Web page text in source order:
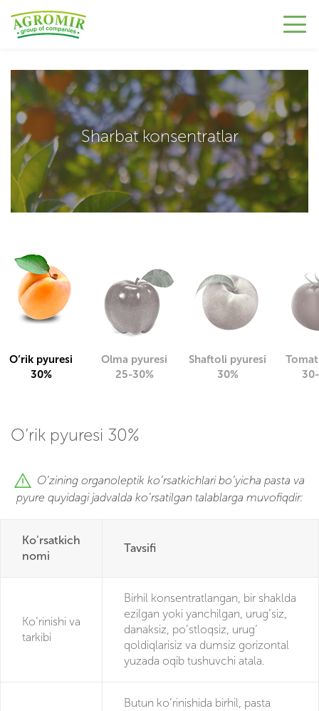
Sharbat konsentratlar
O’rik pyuresi
30%
Olma pyuresi
25-30%
Shaftoli pyuresi
30%
O’rik pyuresi 30%
O’zining organoleptik ko’rsatkichlari bo’yicha pasta va
pyure quyidagi jadvalda ko’rsatilgan talablarga muvofiqdir:
Ko'rsatkich
nomi
Tavsifi
Ko’rinishi va
tarkibi
Birhil konsentratlangan, bir shaklda
ezilgan yoki yanchilgan, urug’siz,
danaksiz, po’stloqsiz, urug’
qoldiqlarisiz va dumsiz gorizontal
yuzada oqib tushuvchi atala.
Butun ko’rinishida birhil, pasta